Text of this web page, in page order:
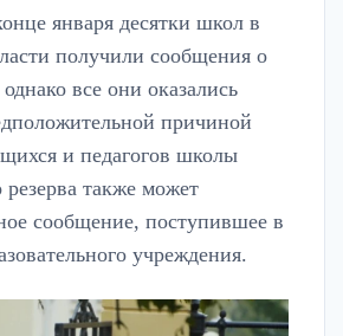
января десятки школ в
получили сообщения о
все они оказались
причиной
и педагогов школы
также может
сообщение, поступившее в
учреждения.